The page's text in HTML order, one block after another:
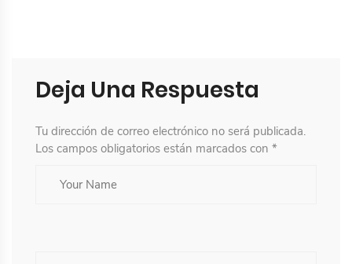
Deja Una Respuesta
Tu dirección de correo electrónico no será publicada.
Los campos obligatorios están marcados con *